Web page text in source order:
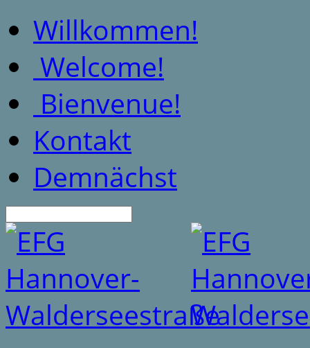
Willkommen!
Welcome!
Bienvenue!
Kontakt
Demnächst